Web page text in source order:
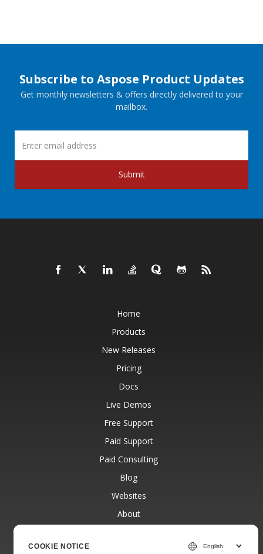
Subscribe to Aspose Product Updates
Get monthly newsletters & offers directly delivered to your
mailbox.
Submit
Home
Products
New Releases
Pricing
Docs
Live Demos
Free Support
Paid Support
Paid Consulting
Blog
Websites
About
COOKIE NOTICE